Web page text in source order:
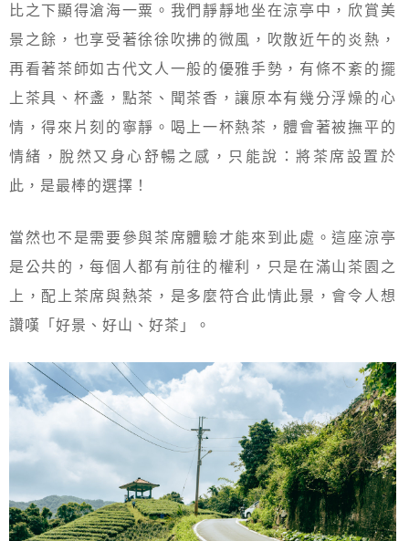
比之下顯得滄海一粟。我們靜靜地坐在涼亭中，欣賞美
景之餘，也享受著徐徐吹拂的微風，吹散近午的炎熱，
再看著茶師如古代文人一般的優雅手勢，有條不紊的擺
上茶具、杯盞，點茶、聞茶香，讓原本有幾分浮燥的心
情，得來片刻的寧靜。喝上一杯熱茶，體會著被撫平的
情緒，脫然又身心舒暢之感，只能說：將茶席設置於
此，是最棒的選擇！
當然也不是需要參與茶席體驗才能來到此處。這座涼亭
是公共的，每個人都有前往的權利，只是在滿山茶園之
上，配上茶席與熱茶，是多麼符合此情此景，會令人想
讚嘆「好景、好山、好茶」。